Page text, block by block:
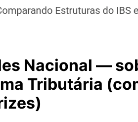
Nacional —
Tributária